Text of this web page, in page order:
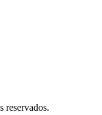
reservados.